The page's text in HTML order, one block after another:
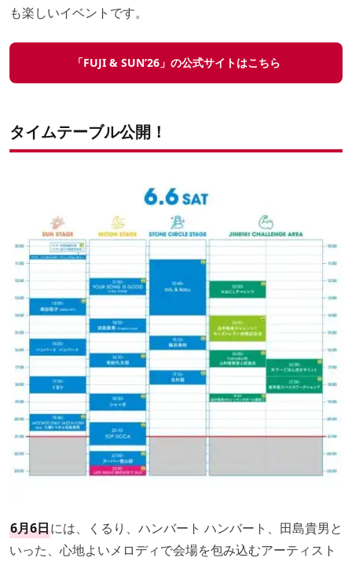
も楽しいイベントです。
「FUJI & SUN’26」の公式サイトはこちら
タイムテーブル公開！
6月6日には、くるり、ハンバート ハンバート、田島貴男と
いった、心地よいメロディで会場を包み込むアーティスト